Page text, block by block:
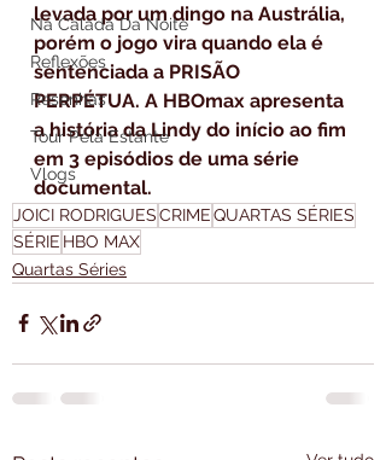
Na Calada Da Noite
Reflexões
Resenhas
Tour Pela Estante
Vlogs
levada por um dingo na Austrália,
porém o jogo vira quando ela é
sentenciada a PRISÃO
PERPÉTUA. A HBOmax apresenta
a história da Lindy do início ao fim
em 3 episódios de uma série
documental.
JOICI RODRIGUESCRIMEQUARTAS SÉRIES
SÉRIE HBO MAX
Quartas Séries